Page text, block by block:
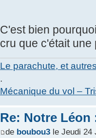
C'est bien
cru que c'était une
Le parachute, et
.
Mécanique du vol –
Re: Notre Léon
de boubou3le Jeudi 24